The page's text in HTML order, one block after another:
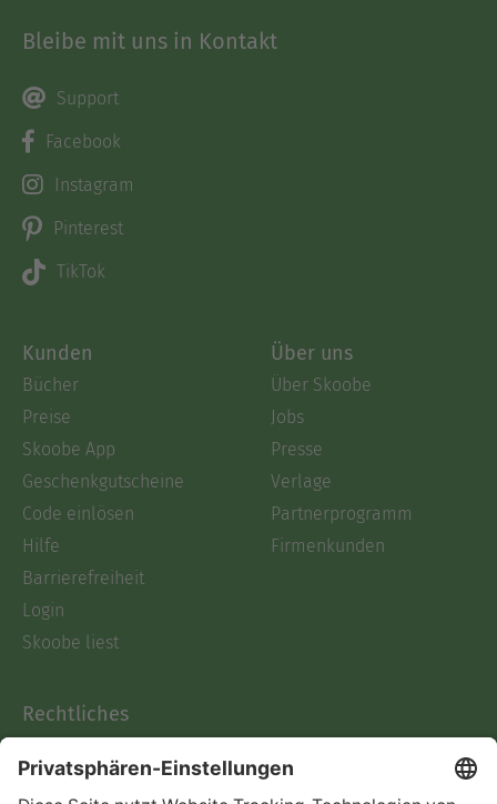
Bleibe mit uns in Kontakt
Support
Facebook
Instagram
Pinterest
TikTok
Kunden
Bücher
Preise
Skoobe App
Geschenkgutscheine
Code einlösen
Hilfe
Barrierefreiheit
Login
Skoobe liest
Über uns
Über Skoobe
Jobs
Presse
Verlage
Partnerprogramm
Firmenkunden
Rechtliches
AGB